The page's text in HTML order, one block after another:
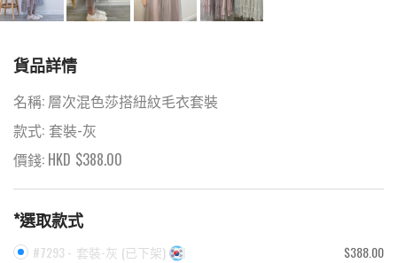
貨品詳情
名稱: 層次混色莎搭紐紋毛衣套裝
款式: 套裝-灰
價錢: HKD $388.00
*選取款式
#7293 - 套裝-灰 (已下架) $388.00